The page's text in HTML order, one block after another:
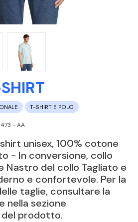
T-SHIRT E POLO
- AA
shirt unisex, 100% cotone
- In conversione, collo
Nastro del collo Tagliato e
e confortevole. Per la
taglie, consultare la
nella sezione
prodotto.